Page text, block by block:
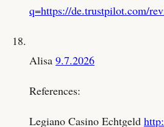
q=https://de.trustpilot.com/
Alisa 9.7.2026
References:
Legiano Casino Echtgeld